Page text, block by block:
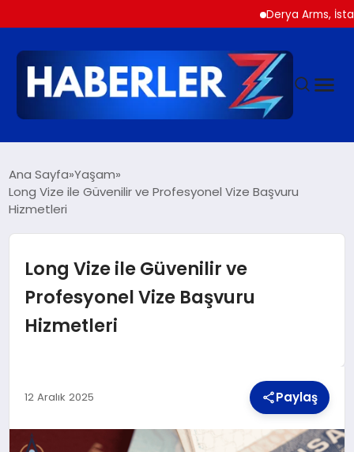
Derya Arms, İstanbul
SIYASET
DÜNYA
EKONOMI
TEKNOLOJI
MAGAZIN
Ana Sayfa Yaşam
Long Vize ile Güvenilir ve Profesyonel Vize Başvuru
Hizmetleri
Long Vize ile Güvenilir ve
Profesyonel Vize Başvuru
Hizmetleri
12 Aralık 2025 Paylaş